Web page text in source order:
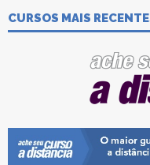
CURSOS MAIS